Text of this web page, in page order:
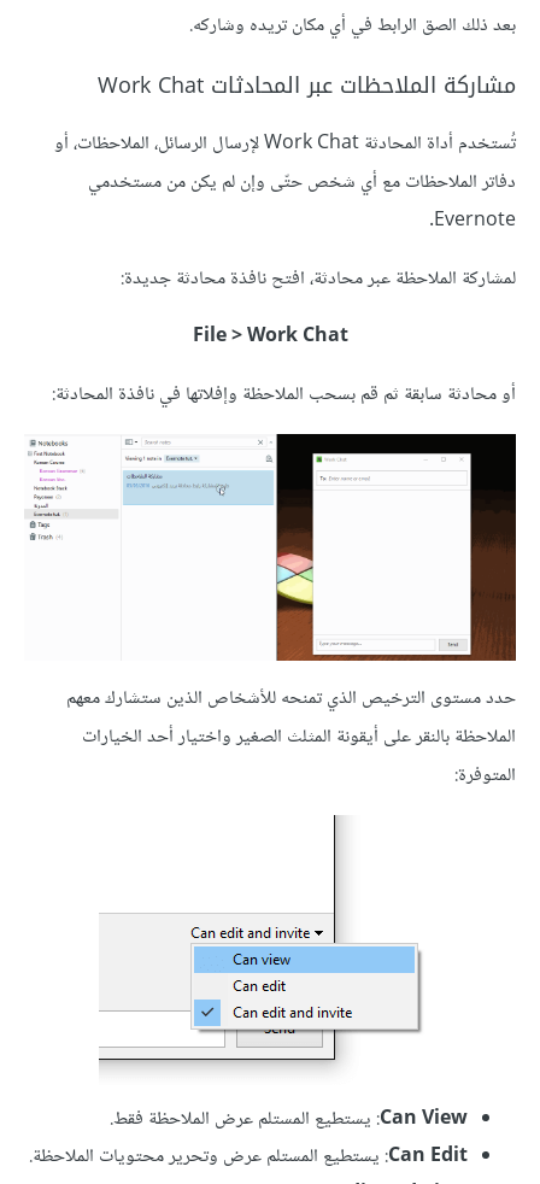
بعد ذلك الصق الرابط في أي مكان تريده وشاركه.
مشاركة الملاحظات عبر المحادثات Work Chat
تُستخدم أداة المحادثة Work Chat لإرسال الرسائل، الملاحظات، أو
دفاتر الملاحظات مع أي شخص حتّى وإن لم يكن من مستخدمي
Evernote.
لمشاركة الملاحظة عبر محادثة، افتح نافذة محادثة جديدة:
File > Work Chat
أو محادثة سابقة ثم قم بسحب الملاحظة وإفلاتها في نافذة المحادثة:
حدد مستوى الترخيص الذي تمنحه للأشخاص الذين ستشارك معهم
الملاحظة بالنقر على أيقونة المثلث الصغير واختيار أحد الخيارات
المتوفرة:
Can View: يستطيع المستلم عرض الملاحظة فقط.
Can Edit: يستطيع المستلم عرض وتحرير محتويات الملاحظة.